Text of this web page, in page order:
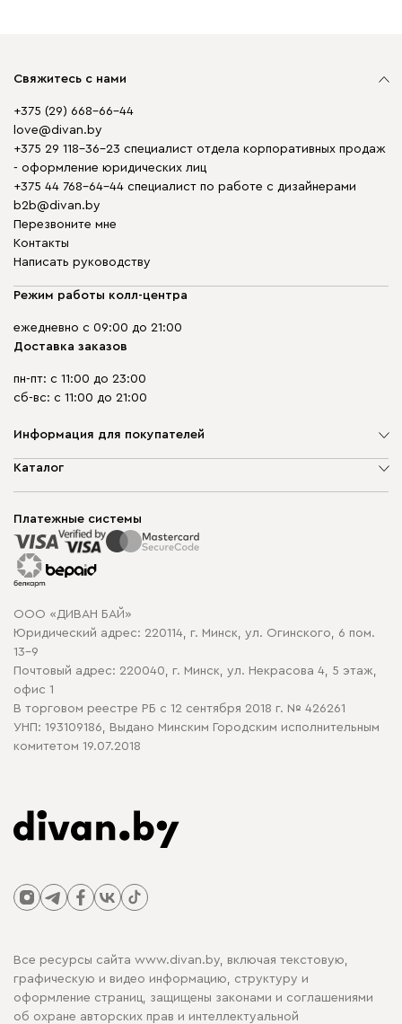
Свяжитесь с нами
+375 (29) 668-66-44
love@divan.by
+375 29 118-36-23 специалист отдела корпоративных продаж
- оформление юридических лиц
+375 44 768-64-44 специалист по работе с дизайнерами
b2b@divan.by
Перезвоните мне
Контакты
Написать руководству
Режим работы колл-центра
ежедневно с 09:00 до 21:00
Доставка заказов
пн-пт: с 11:00 до 23:00
сб-вс: с 11:00 до 21:00
Информация для покупателей
О компании
Способы оплаты
Рассрочка и кредит
Гарантия
Карта сайта
Политика конфиденциальности
Политика в отношении обработки cookie
Каталог
Корпусная мебель
Распродажа мебели
Платежные системы
ООО «ДИВАН БАЙ»
Юридический адрес: 220114, г. Минск, ул. Огинского, 6 пом.
13-9
Почтовый адрес: 220040, г. Минск, ул. Некрасова 4, 5 этаж,
офис 1
В торговом реестре РБ с 12 сентября 2018 г. № 426261
УНП: 193109186, Выдано Минским Городским исполнительным
комитетом 19.07.2018
Все ресурсы сайта www.divan.by, включая текстовую,
графическую и видео информацию, структуру и
оформление страниц, защищены законами и соглашениями
об охране авторских прав и интеллектуальной